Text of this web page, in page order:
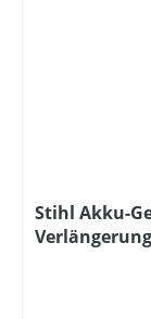
Stihl Akku-